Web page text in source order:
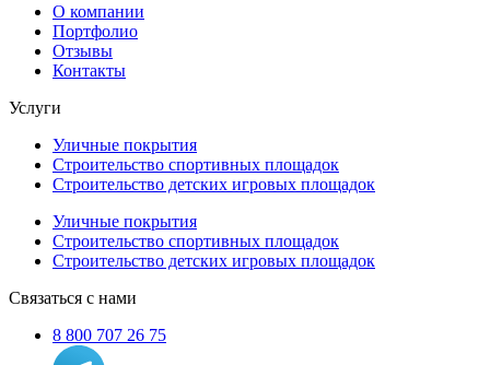
О компании
Портфолио
Отзывы
Контакты
Услуги
Уличные покрытия
Строительство спортивных площадок
Строительство детских игровых площадок
Уличные покрытия
Строительство спортивных площадок
Строительство детских игровых площадок
Связаться с нами
8 800 707 26 75